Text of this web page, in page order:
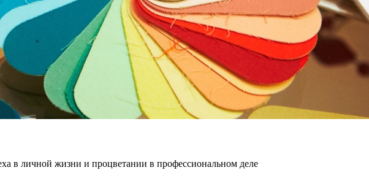
в личной жизни и процветании в профессиональном деле